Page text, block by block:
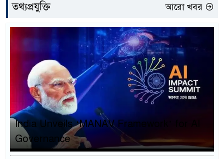
তথ্যপ্রযুক্তি আরো খবর
India Unveils ‘MANAV Framework’ for AI
Governance